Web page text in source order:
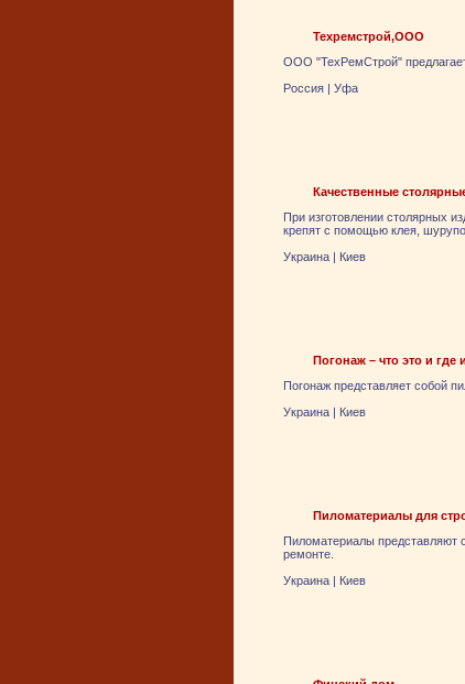
Техремстрой,ООО
ООО "ТехРемСтрой"
Россия | Уфа
Качественные
При изготовлении столярных
крепят с помощью клея,
Украина | Киев
Погонаж – что это и где
Погонаж представляет собой
Украина | Киев
Пиломатериалы для
Пиломатериалы представляют
ремонте.
Украина | Киев